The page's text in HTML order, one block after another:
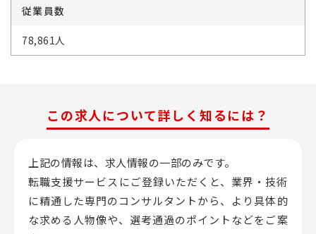
従業員数
78,861人
この求人について詳しく知るには？
上記の情報は、求人情報の一部のみです。
転職支援サービスにご登録いただくと、業界・技術
に精通した専門のコンサルタントから、 より具体的
な求める人物像や、選考通過のポイントなどをご案